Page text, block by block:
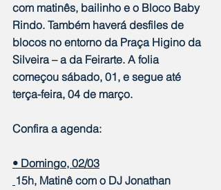
com matinês, bailinho e o Bloco Baby
Rindo. Também haverá desfiles de
blocos no entorno da Praça Higino da
Silveira – a da Feirarte. A folia
começou sábado, 01, e segue até
terça-feira, 04 de março.
Confira a agenda:
• Domingo, 02/03
15h, Matinê com o DJ Jonathan